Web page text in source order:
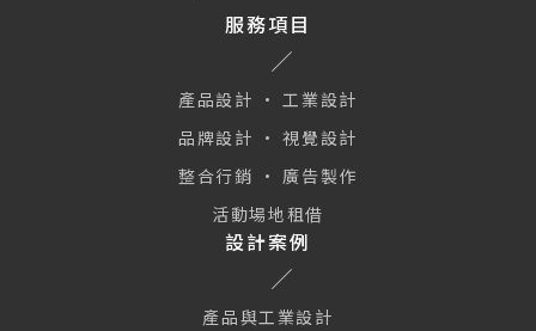
服務項目
產品設計 · 工業設計
品牌設計 · 視覺設計
整合行銷 · 廣告製作
活動場地租借
設計案例
產品與工業設計